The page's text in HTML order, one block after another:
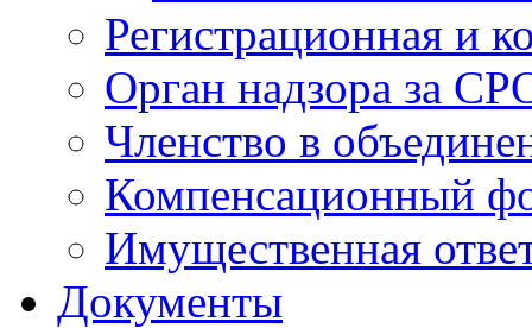
Регистрационная и
Орган надзора за
Членство в
Компенсационный
Имущественная
Документы